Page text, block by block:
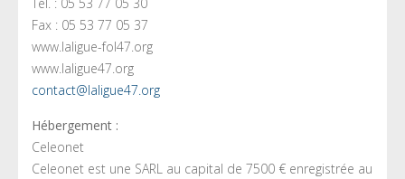
Fax : 05 53 77 05 37
www.laligue-fol47.org
www.laligue47.org
contact@laligue47.org
Hébergement :
Celeonet
Celeonet est une SARL au capital de 7500 € enregistrée au